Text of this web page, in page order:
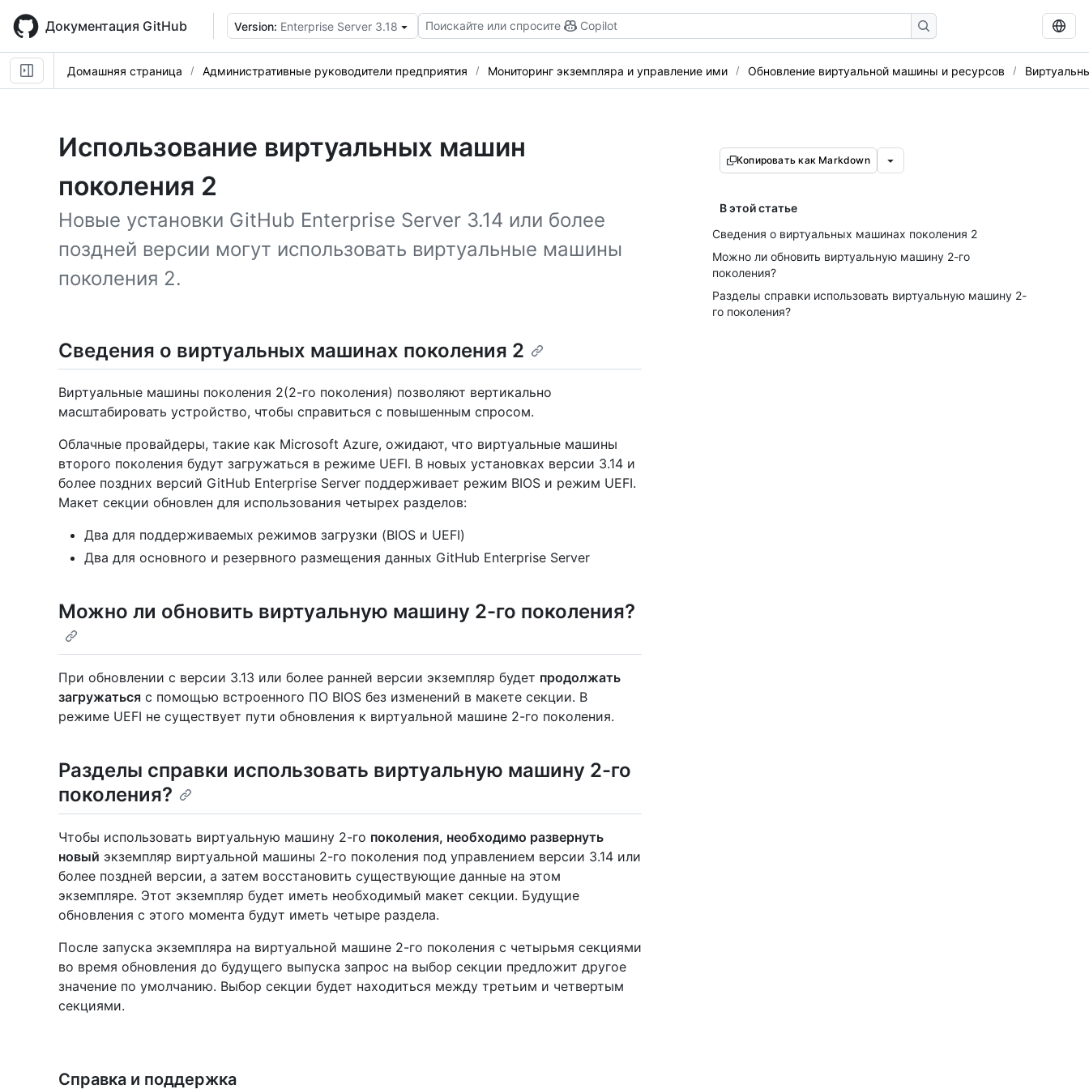
main
content
Документация GitHub Version: Enterprise Server 3.18 Поискайте или спросите Copilot
Домашняя страница Административные руководители предприятия Мониторинг экземпляра и управление ими Обновление виртуальной машины и ресурсов
Использование виртуальных машин
поколения 2
Новые установки GitHub Enterprise Server 3.14 или более
поздней версии могут использовать виртуальные машины
поколения 2.
Копировать как Markdown
В этой статье
Сведения о виртуальных машинах поколения 2
Можно ли обновить виртуальную машину 2-го
поколения?
Разделы справки использовать виртуальную машину 2-
го поколения?
Сведения о виртуальных машинах поколения 2
Виртуальные машины поколения 2(2-го поколения) позволяют вертикально
масштабировать устройство, чтобы справиться с повышенным спросом.
Облачные провайдеры, такие как Microsoft Azure, ожидают, что виртуальные машины
второго поколения будут загружаться в режиме UEFI. В новых установках версии 3.14 и
более поздних версий GitHub Enterprise Server поддерживает режим BIOS и режим UEFI.
Макет секции обновлен для использования четырех разделов:
Два для поддерживаемых режимов загрузки (BIOS и UEFI)
Два для основного и резервного размещения данных GitHub Enterprise Server
Можно ли обновить виртуальную машину 2-го поколения?
При обновлении с версии 3.13 или более ранней версии экземпляр будет продолжать
загружаться с помощью встроенного ПО BIOS без изменений в макете секции. В
режиме UEFI не существует пути обновления к виртуальной машине 2-го поколения.
Разделы справки использовать виртуальную машину 2-го
поколения?
Чтобы использовать виртуальную машину 2-го поколения, необходимо развернуть
новый экземпляр виртуальной машины 2-го поколения под управлением версии 3.14 или
более поздней версии, а затем восстановить существующие данные на этом
экземпляре. Этот экземпляр будет иметь необходимый макет секции. Будущие
обновления с этого момента будут иметь четыре раздела.
После запуска экземпляра на виртуальной машине 2-го поколения с четырьмя секциями
во время обновления до будущего выпуска запрос на выбор секции предложит другое
значение по умолчанию. Выбор секции будет находиться между третьим и четвертым
секциями.
Справка и поддержка